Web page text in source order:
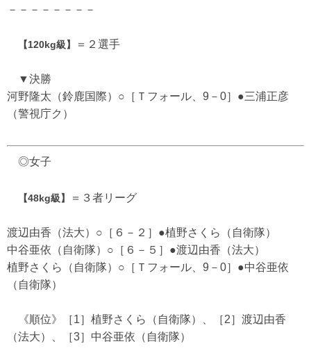
－－－－－－－－
【120kg級】 ＝２選手
▼決勝
河野隆太（鈴鹿国際）○［Ｔフォール、9－0］●三浦正彦
（警視庁ク）
◎女子
【48kg級】 ＝３者リーグ
渡辺由香（法大）○［６－２］●植野さくら（自衛隊）
中谷亜依（自衛隊）○［６－５］●渡辺由香（法大）
植野さくら（自衛隊）○［Ｔフォール、9－0］●中谷亜依
（自衛隊）
《順位》［1］植野さくら（自衛隊）、［2］渡辺由香
（法大）、［3］中谷亜依（自衛隊）